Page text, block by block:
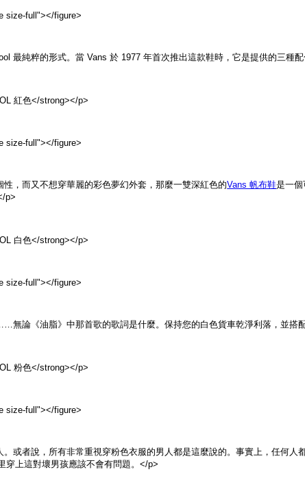
size-full"></figure>
最純粹的形式。當 Vans 於 1977 年首次推出這款鞋時，它是提供的三種
紅色</strong></p>
size-full"></figure>
，而又不想穿華麗的彩色夢幻外套，那麼一雙深紅色的Vans 帆布鞋是一個
p>
白色</strong></p>
size-full"></figure>
無論《油脂》中那首歌的歌詞是什麼。保持您的白色貨車乾淨利落，並搭
粉色</strong></p>
size-full"></figure>
或者說，所有非常重視穿粉色衣服的男人都是這麼說的。事實上，任何
穿上這對壞男孩應該不會有問題。</p>